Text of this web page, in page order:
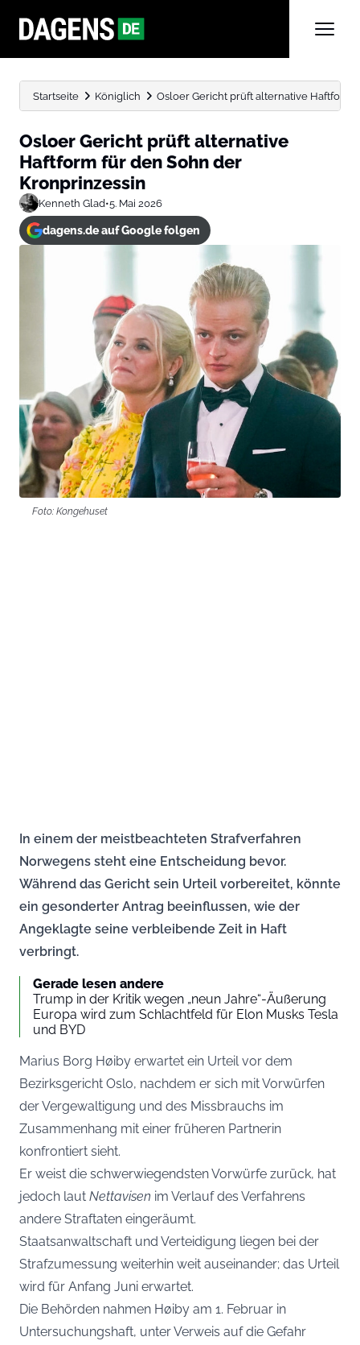
Startseite Königlich Osloer Gericht prüft alternative Haftform
Osloer Gericht prüft alternative
Haftform für den Sohn der
Kronprinzessin
Kenneth Glad•5. Mai 2026
dagens.de auf Google folgen
Foto: Kongehuset
In einem der meistbeachteten Strafverfahren
Norwegens steht eine Entscheidung bevor.
Während das Gericht sein Urteil vorbereitet, könnte
ein gesonderter Antrag beeinflussen, wie der
Angeklagte seine verbleibende Zeit in Haft
verbringt.
Gerade lesen andere
Trump in der Kritik wegen „neun Jahre“-Äußerung
Europa wird zum Schlachtfeld für Elon Musks Tesla
und BYD
Marius Borg Høiby erwartet ein Urteil vor dem
Bezirksgericht Oslo, nachdem er sich mit Vorwürfen
der Vergewaltigung und des Missbrauchs im
Zusammenhang mit einer früheren Partnerin
konfrontiert sieht.
Er weist die schwerwiegendsten Vorwürfe zurück, hat
jedoch laut Nettavisen im Verlauf des Verfahrens
andere Straftaten eingeräumt.
Staatsanwaltschaft und Verteidigung liegen bei der
Strafzumessung weiterhin weit auseinander; das Urteil
wird für Anfang Juni erwartet.
Die Behörden nahmen Høiby am 1. Februar in
Untersuchungshaft, unter Verweis auf die Gefahr